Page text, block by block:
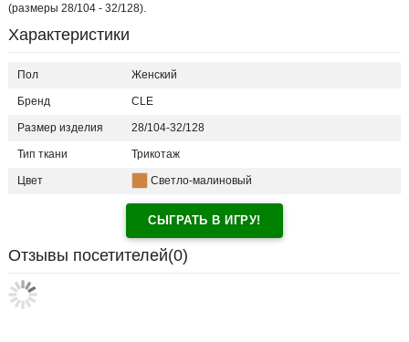
(размеры 28/104 - 32/128).
Характеристики
Пол Женский
Бренд CLE
Размер изделия 28/104-32/128
Тип ткани Трикотаж
Цвет Светло-малиновый
СЫГРАТЬ В ИГРУ!
Отзывы посетителей(0)